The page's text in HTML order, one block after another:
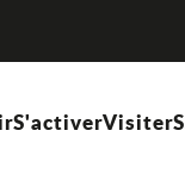
S'activerVisiter